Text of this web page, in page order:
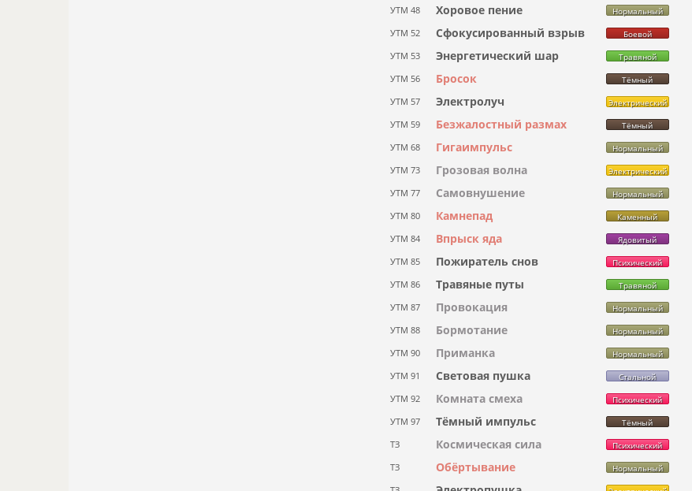
УТМ 48 Хоровое пение Нормальный
УТМ 52 Сфокусированный взрыв Боевой
УТМ 53 Энергетический шар Травяной
УТМ 56 Бросок Тёмный
УТМ 57 Электролуч Электрический
УТМ 59 Безжалостный размах Тёмный
УТМ 68 Гигаимпульс Нормальный
УТМ 73 Грозовая волна Электрический
УТМ 77 Самовнушение Нормальный
УТМ 80 Камнепад Каменный
УТМ 84 Впрыск яда Ядовитый
УТМ 85 Пожиратель снов Психический
УТМ 86 Травяные путы Травяной
УТМ 87 Провокация Нормальный
УТМ 88 Бормотание Нормальный
УТМ 90 Приманка Нормальный
УТМ 91 Световая пушка Стальной
УТМ 92 Комната смеха Психический
УТМ 97 Тёмный импульс Тёмный
ТЗ Космическая сила Психический
ТЗ Обёртывание Нормальный